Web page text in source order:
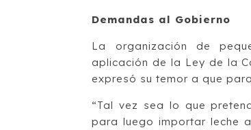
Demandas al Gobierno
La organización de
aplicación de la Ley de la
expresó su temor a que
“Tal vez sea lo que
para luego importar leche